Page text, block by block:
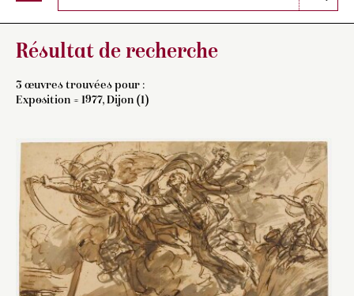
Résultat de recherche
3 œuvres trouvées pour :
Exposition = 1977, Dijon (1)